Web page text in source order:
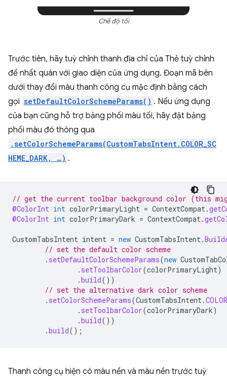
Chế độ tối
Trước tiên, hãy tuỳ chỉnh thanh địa chỉ của Thẻ tuỳ chỉnh
để nhất quán với giao diện của ứng dụng. Đoạn mã bên
dưới thay đổi màu thanh công cụ mặc định bằng cách
gọi setDefaultColorSchemeParams() . Nếu ứng dụng
của bạn cũng hỗ trợ bảng phối màu tối, hãy đặt bảng
phối màu đó thông qua
.setColorSchemeParams(CustomTabsIntent.COLOR_SC
HEME_DARK, …) .
// get the current toolbar background color (this
@ColorInt int colorPrimaryLight = ContextCompat.
@ColorInt int colorPrimaryDark = ContextCompat.
CustomTabsIntent intent = new CustomTabsIntent.
// set the default color scheme
. setDefaultColorSchemeParams(new
. setToolbarColor(colorPrimaryLight)
.build())
// set the alternative dark color scheme
. setColorSchemeParams(CustomTabsIntent.
. setToolbarColor(colorPrimaryDark)
.build())
.build();
Thanh công cụ hiện có màu nền và màu nền trước tuỳ